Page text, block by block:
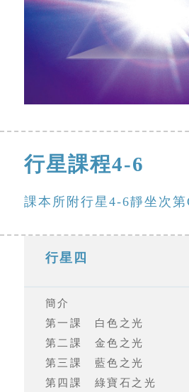
行星課程4-6
課本所附行星4-6靜坐次
行星四
簡介
第一課 白色之光
第二課 金色之光
第三課 藍色之光
第四課 綠寶石之光